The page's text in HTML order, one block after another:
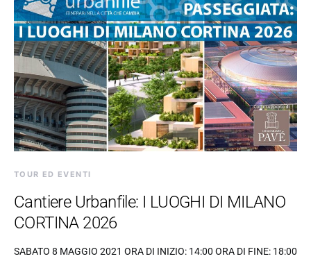
TOUR ED EVENTI
Cantiere Urbanfile: I LUOGHI DI MILANO
CORTINA 2026
SABATO 8 MAGGIO 2021 ORA DI INIZIO: 14:00 ORA DI FINE: 18:00